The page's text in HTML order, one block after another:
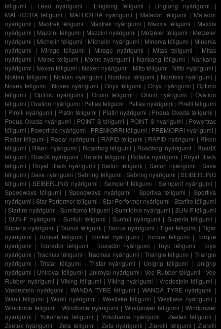
téligumi | Leao nyárigumi | Linglong téligumi | Linglong nyárigumi |
MALHOTRA téligumi | MALHOTRA nyárigumi | Matador téligumi | Matador
nyárigumi | Maxtrek téligumi | Maxtrek nyárigumi | Maxxis téligumi | Maxxis
nyárigumi | Mazzini téligumi | Mazzini nyárigumi | Metzeler téligumi | Metzeler
nyárigumi | Michelin téligumi | Michelin nyárigumi | Minerva téligumi | Minerva
nyárigumi | Mirage téligumi | Mirage nyárigumi | Mitas téligumi | Mitas
nyárigumi | Momo téligumi | Momo nyárigumi | Nankang téligumi | Nankang
nyárigumi | Nexen téligumi | Nexen nyárigumi | Nitto téligumi | Nitto nyárigumi |
Nokian téligumi | Nokian nyárigumi | Nordexx téligumi | Nordexx nyárigumi |
Novex téligumi | Novex nyárigumi | Onyx téligumi | Onyx nyárigumi | Optimo
téligumi | Optimo nyárigumi |Orium téligumi | Orium nyárigumi |Ovation
téligumi |Ovation nyárigumi | Petlas téligumi | Petlas nyárigumi | Pirelli téligumi
| Pirelli nyárigumi | Platin téligumi | Platin nyárigumi | Pneus Ovada téligumi |
Pneus Ovada nyárigumi | POINT S téligumi | POINT S nyárigumi | Powertrac
téligumi | Powertrac nyárigumi | PREMIORRI téligumi | PREMIORRI nyárigumi |
Radar téligumi | Radar nyárigumi | RAPID téligumi | RAPID nyárigumi | Riken
téligumi | Riken nyárigumi | Roadhog téligumi | Roadhog nyárigumi | RoadX
téligumi | RoadX nyárigumi | Rotalla téligumi | Rotalla nyárigumi | Royal Black
téligumi | Royal Black nyárigumi |Sailun téligumi | Sailun nyárigumi |Sava
téligumi | Sava nyárigumi |Sebring téligumi |Sebring nyárigumi |SEIBERLING
téligumi |SEIBERLING nyárigumi |Semperit téligumi | Semperit nyárigumi |
Speedways téligumi |Speedways nyárigumi | Sportiva téligumi |Sportiva
nyárigumi |Star Performer téligumi | Star Performer nyárigumi | Starfire téligumi
|Starfire nyárigumi |Sumitomo téligumi | Sumitomo nyárigumi | SUN-F téligumi
|SUN-F nyárigumi | Sunfull téligumi | Sunfull nyárigumi | Superia téligumi |
Superia nyárigumi |Taurus téligumi | Taurus nyárigumi | Tigar téligumi |Tigar
nyárigumi |Tomket téligumi | Tomket nyárigumi | Torque téligumi |Torque
nyárigumi |Tourador téligumi | Tourador nyárigumi |Toyo téligumi |Toyo
nyárigumi | Tracmax téligumi |Tracmax nyárigumi | Triangle téligumi |Triangle
nyárigumi | Tristar téligumi | Tristar nyárigumi | Unigrip téligumi | Unigrip
nyárigumi | Uniroyal téligumi | Uniroyal nyárigumi |Vee Rubber téligumi |Vee
Rubber nyárigumi | Viking téligumi | Viking nyárigumi |Vredestein téligumi |
Vredestein nyárigumi |WANDA TYRE téligumi | WANDA TYRE nyárigumi |
Wanli téligumi |Wanli nyárigumi | Westlake téligumi |Westlake nyárigumi |
Windforce téligumi | Windforce nyárigumi | Windpower téligumi | Windpower
nyárigumi | Yokohama téligumi | Yokohama nyárigumi |Zeetex téligumi |
Zeetex nyárigumi | Zeta téligumi | Zeta nyárigumi |Ziarelli téligumi | Ziarelli